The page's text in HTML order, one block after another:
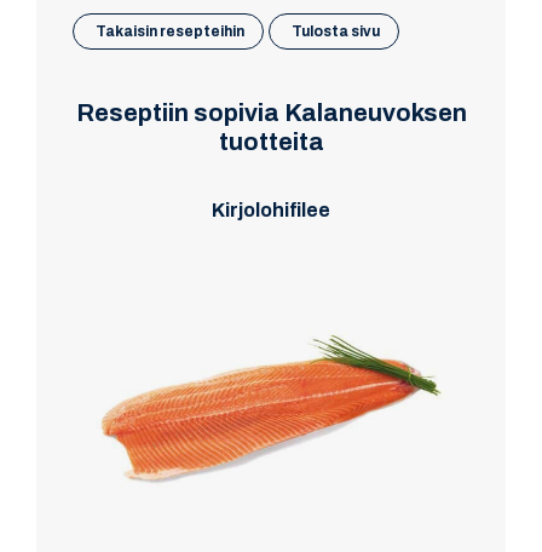
Takaisin resepteihin Tulosta sivu
Reseptiin sopivia Kalaneuvoksen
tuotteita
Kirjolohifilee